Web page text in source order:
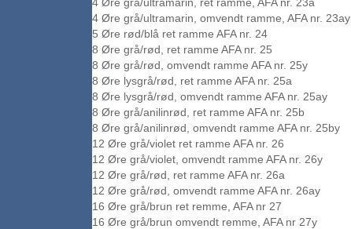
4 Øre grå/ultramarin, omvendt ramme, AFA nr. 23ay
5 Øre rød/blå ret ramme AFA nr. 24
8 Øre grå/rød, ret ramme AFA nr. 25
8 Øre grå/rød, omvendt ramme AFA nr. 25y
8 Øre lysgrå/rød, ret ramme AFA nr. 25a
8 Øre lysgrå/rød, omvendt ramme AFA nr. 25ay
8 Øre grå/anilinrød, ret ramme AFA nr. 25b
8 Øre grå/anilinrød, omvendt ramme AFA nr. 25by
12 Øre grå/violet ret ramme AFA nr. 26
12 Øre grå/violet, omvendt ramme AFA nr. 26y
12 Øre grå/rød, ret ramme AFA nr. 26a
12 Øre grå/rød, omvendt ramme AFA nr. 26ay
16 Øre grå/brun ret remme, AFA nr 27
16 Øre grå/brun omvendt remme, AFA nr 27y